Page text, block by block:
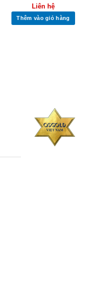
Liên hệ
Thêm vào giỏ hàng